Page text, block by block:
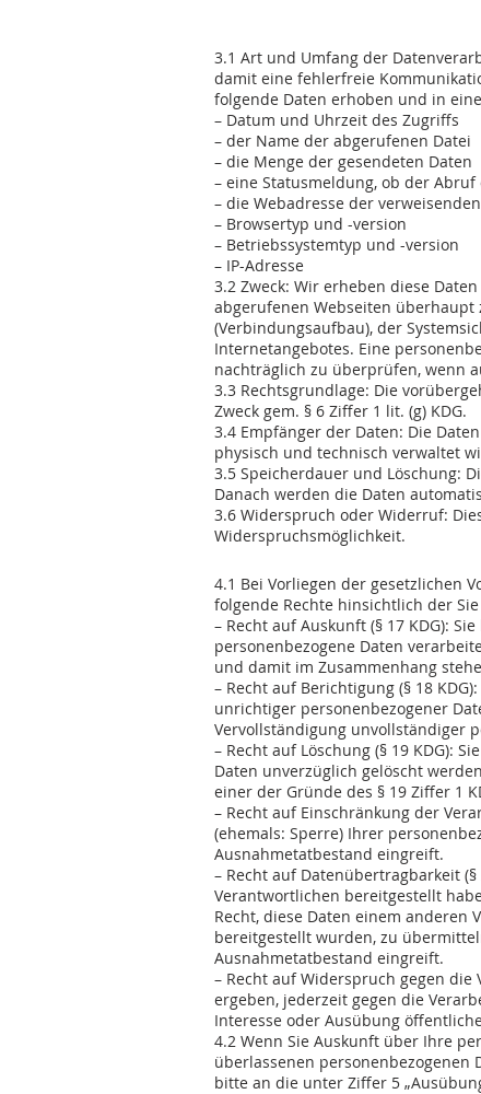
3.1 Art und Umfang der
damit eine fehlerfreie
folgende Daten erhoben und in
– Datum und Uhrzeit des Zugriffs
– der Name der abgerufenen Datei
– die Menge der gesendeten Daten
– eine Statusmeldung, ob der
– die Webadresse der
– Browsertyp und -version
– Betriebssystemtyp und -version
– IP-Adresse
3.2 Zweck: Wir erheben diese
abgerufenen Webseiten überhaupt
(Verbindungsaufbau), der
Internetangebotes. Eine
nachträglich zu überprüfen, wenn
3.3 Rechtsgrundlage: Die
Zweck gem. § 6 Ziffer 1 lit. (g) KDG.
3.4 Empfänger der Daten: Die
physisch und technisch verwaltet
3.5 Speicherdauer und Löschung:
Danach werden die Daten
3.6 Widerspruch oder Widerruf:
Widerspruchsmöglichkeit.
4.1 Bei Vorliegen der gesetzlichen
folgende Rechte hinsichtlich der
– Recht auf Auskunft (§ 17 KDG):
personenbezogene Daten
und damit im Zusammenhang
– Recht auf Berichtigung (§ 18
unrichtiger personenbezogener
Vervollständigung unvollständiger
– Recht auf Löschung (§ 19 KDG):
Daten unverzüglich gelöscht
einer der Gründe des § 19 Ziffer 1
– Recht auf Einschränkung der
(ehemals: Sperre) Ihrer
Ausnahmetatbestand eingreift.
– Recht auf Datenübertragbarkeit
Verantwortlichen bereitgestellt
Recht, diese Daten einem
bereitgestellt wurden, zu
Ausnahmetatbestand eingreift.
– Recht auf Widerspruch gegen die
ergeben, jederzeit gegen die
Interesse oder Ausübung
4.2 Wenn Sie Auskunft über Ihre
überlassenen personenbezogenen
bitte an die unter Ziffer 5